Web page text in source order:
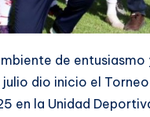
de entusiasmo
dio inicio el
en la Unidad